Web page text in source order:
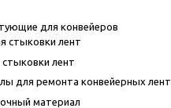
для конвейеров
стыковки лент
лент
для ремонта конвейерных лент
материал